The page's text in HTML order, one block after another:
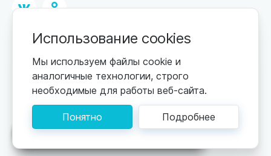
Поможем подобрать пансионат
© 2026
ИП Высоцкий Дмитрий Петрович, ИНН 233610721148
Цены обновляются по мере поступления новой
информации. Точную стоимость уточняйте у
пансионата. Информация, предоставленная на сайте,
не может быть использована для постановки
диагноза, назначения лечения и не заменяет прием
Использование cookies
Мы используем файлы cookie и
аналогичные технологии, строго
необходимые для работы веб-сайта.
Понятно Подробнее